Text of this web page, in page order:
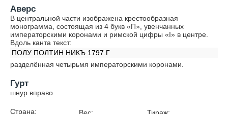
Аверс
В центральной части изображена крестообразная
монограмма, состоящая из 4 букв «П», увенчанных
императорскими коронами и римской цифры «I» в центре.
Вдоль канта текст:
ПОЛУ ПОЛТИН НИКЪ 1797.Г
разделённая четырьмя императорскими коронами.
Гурт
шнур вправо
Страна: